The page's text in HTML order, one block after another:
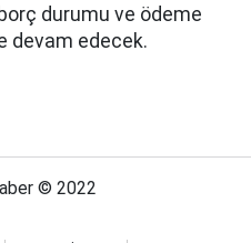
durumu ve ödeme
devam edecek.
© 2022